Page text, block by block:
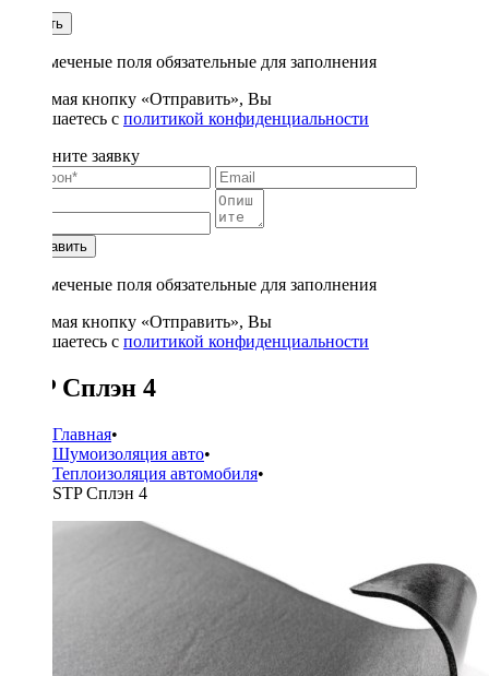
Купить
* - отмеченые поля обязательные для заполнения
Нажимая кнопку «Отправить», Вы
соглашаетесь с политикой конфиденциальности
Заполните заявку
Отправить
* - отмеченые поля обязательные для заполнения
Нажимая кнопку «Отправить», Вы
соглашаетесь с политикой конфиденциальности
STP Сплэн 4
Главная•
Шумоизоляция авто•
Теплоизоляция автомобиля•
STP Сплэн 4